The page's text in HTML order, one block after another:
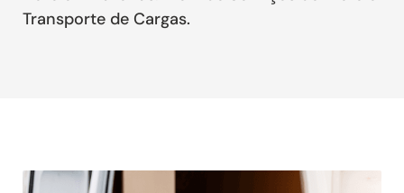
Transporte de Cargas.